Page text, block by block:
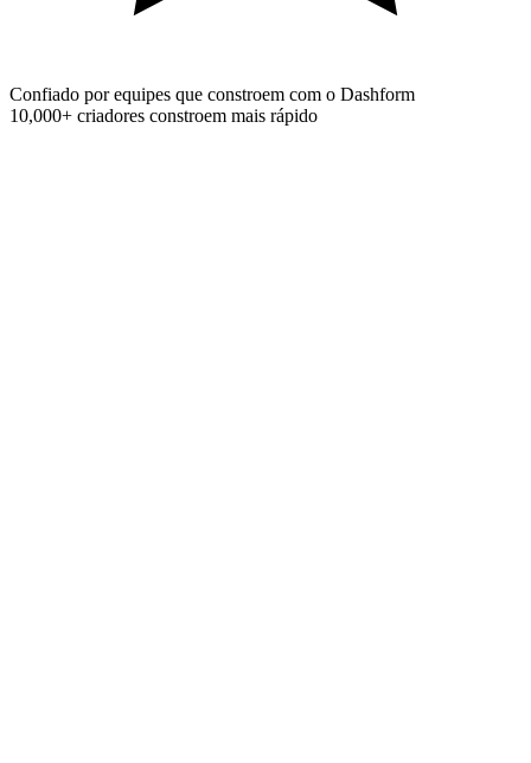
Confiado por equipes que constroem com o Dashform
10,000+ criadores constroem mais rápido